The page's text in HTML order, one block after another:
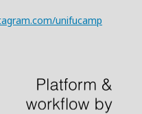
unifucamp